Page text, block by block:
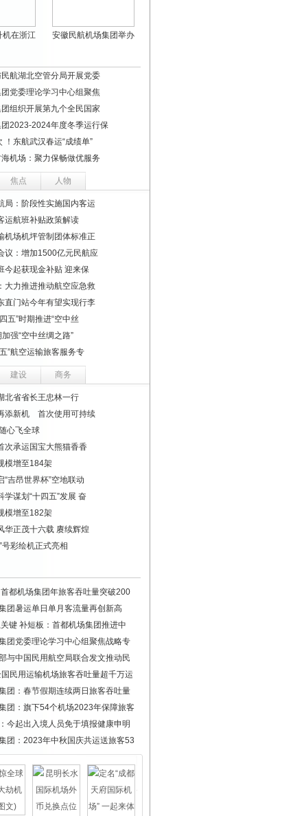
机在浙江 安徽民航机场集团举办
航湖北空管分局开展党委
党委理论学习中心组聚焦
组织开展第九个全民国家
2023-2024年度冬季运行保
！东航武汉春运“成绩单”
机场：聚力保畅做优服务
焦点 人物
局：阶段性实施国内客运
运航班补贴政策解读
机场机坪管制团体标准正
议：增加1500亿元民航应
今起获现金补贴 迎来保
大力推进推动航空应急救
直门站今年有望实现行李
五”时期推进“空中丝
加强“空中丝绸之路”
”航空运输旅客服务专
建设 商务
北省省长王忠林一行
添新机 首次使用可持续
心飞全球
次承运国宝大熊猫香香
模增至184架
“吉昂世界杯”空地联动
学谋划“十四五”发展 奋
模增至182架
华正茂十六载 赓续辉煌
号彩绘机正式亮相
都机场集团年旅客吞吐量突破200
团暑运单日单月客流量再创新高
键 补短板：首都机场集团推进中
团党委理论学习中心组聚焦战略专
与中国民用航空局联合发文推动民
民用运输机场旅客吞吐量超千万运
团：春节假期连续两日旅客吞吐量
团：旗下54个机场2023年保障旅客
今起出入境人员免于填报健康申明
团：2023年中秋国庆共运送旅客53